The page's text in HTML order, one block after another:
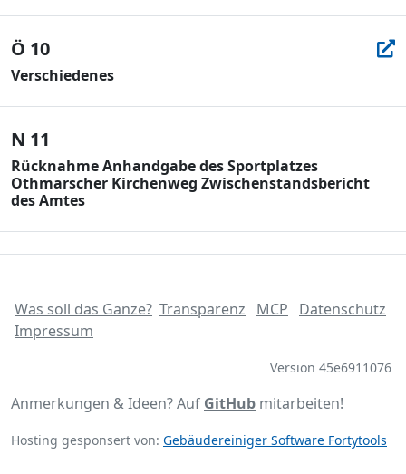
Ö 10
Verschiedenes
N 11
Rücknahme Anhandgabe des Sportplatzes
Othmarscher Kirchenweg Zwischenstandsbericht
des Amtes
Was soll das Ganze? Transparenz MCP
Datenschutz
Impressum
Version 45e6911076
Anmerkungen & Ideen? Auf GitHub mitarbeiten!
Hosting gesponsert von: Gebäudereiniger Software Fortytools